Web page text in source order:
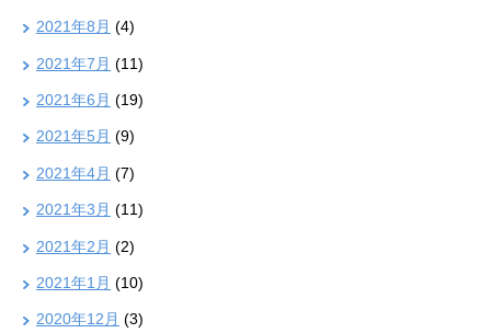
2021年8月 (4)
2021年7月 (11)
2021年6月 (19)
2021年5月 (9)
2021年4月 (7)
2021年3月 (11)
2021年2月 (2)
2021年1月 (10)
2020年12月 (3)